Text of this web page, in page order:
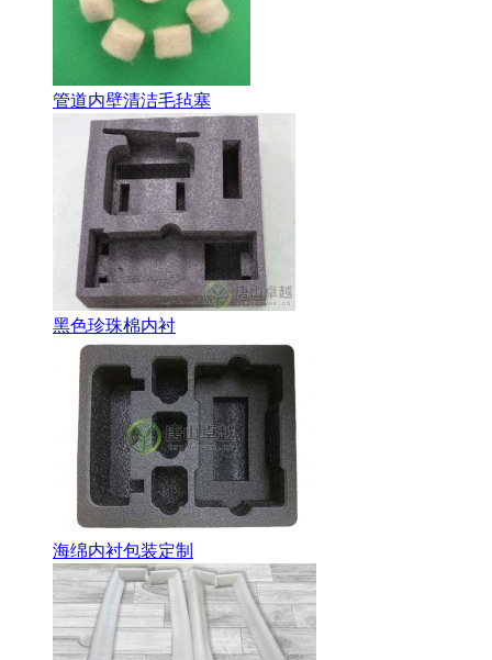
管道内壁清洁毛毡塞
黑色珍珠棉内衬
海绵内衬包装定制